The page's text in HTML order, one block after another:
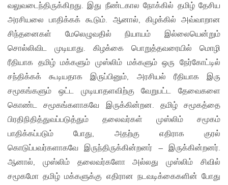
வலுவடைந்திருக்கிறது. இது நீண்டகால நோக்கில் தமிழ் தேசிய
அரசியலை பாதிக்கக் கூடும். ஆனால், கிழக்கில் அவ்வாறான
சிந்தனைகள் மேலெழுவதில் நியாயம் இல்லையென்றும்
சொல்லிவிட முடியாது. கிழக்கை பொறுத்தவரையில் மொழி
ரீதியாக தமிழ் மக்களும் முஸ்லிம் மக்களும் ஒரு நேர்கோட்டில்
சந்திக்கக் கூடியதாக இருப்பினும், அரசியல் ரீதியாக இரு
சமூகங்களும் ஒட்ட முடியாதளவிற்கு வேறுபட்ட தேவைகளை
கொண்ட சமூகங்களாகவே இருக்கின்றன. தமிழ் சமூகத்தை
பிரதிநிதித்துவப்படுத்தும் தலைவர்கள் முஸ்லிம் சமூகம்
பாதிக்கப்படும் போது, அதற்கு எதிராக குரல்
கொடுப்பவர்களாகவே இருந்திருக்கின்றனர் – இருக்கின்றனர்.
ஆனால், முஸ்லிம் தலைவர்களோ அல்லது முஸ்லிம் சிவில்
சமூகமோ தமிழ் மக்களுக்கு எதிரான நடவடிக்கைகளின் போது